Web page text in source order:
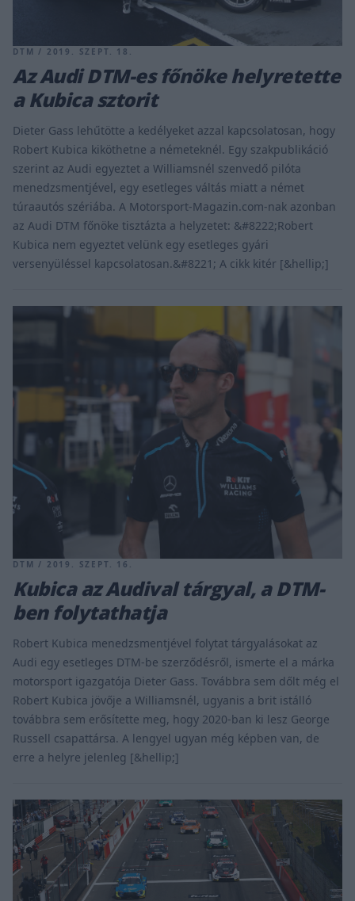
DTM / 2019. SZEPT. 18.
Az Audi DTM-es főnöke helyretette
a Kubica sztorit
Dieter Gass lehűtötte a kedélyeket azzal kapcsolatosan, hogy
Robert Kubica kiköthetne a németeknél. Egy szakpublikáció
szerint az Audi egyeztet a Williamsnél szenvedő pilóta
menedzsmentjével, egy esetleges váltás miatt a német
túraautós szériába. A Motorsport-Magazin.com-nak azonban
az Audi DTM főnöke tisztázta a helyzetet: &#8222;Robert
Kubica nem egyeztet velünk egy esetleges gyári
versenyüléssel kapcsolatosan.&#8221; A cikk kitér [&hellip;]
DTM / 2019. SZEPT. 16.
Kubica az Audival tárgyal, a DTM-
ben folytathatja
Robert Kubica menedzsmentjével folytat tárgyalásokat az
Audi egy esetleges DTM-be szerződésről, ismerte el a márka
motorsport igazgatója Dieter Gass. Továbbra sem dőlt még el
Robert Kubica jövője a Williamsnél, ugyanis a brit istálló
továbbra sem erősítette meg, hogy 2020-ban ki lesz George
Russell csapattársa. A lengyel ugyan még képben van, de
erre a helyre jelenleg [&hellip;]